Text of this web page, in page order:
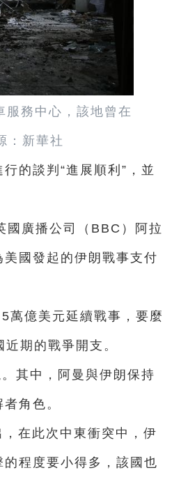
務中心，該地曾在
：新華社
的談判“進展順利”，並
國廣播公司（BBC）阿拉
國發起的伊朗戰事支付
萬億美元延續戰事，要麼
期的戰爭開支。
其中，阿曼與伊朗保持
角色。
在此次中東衝突中，伊
程度要小得多，該國也